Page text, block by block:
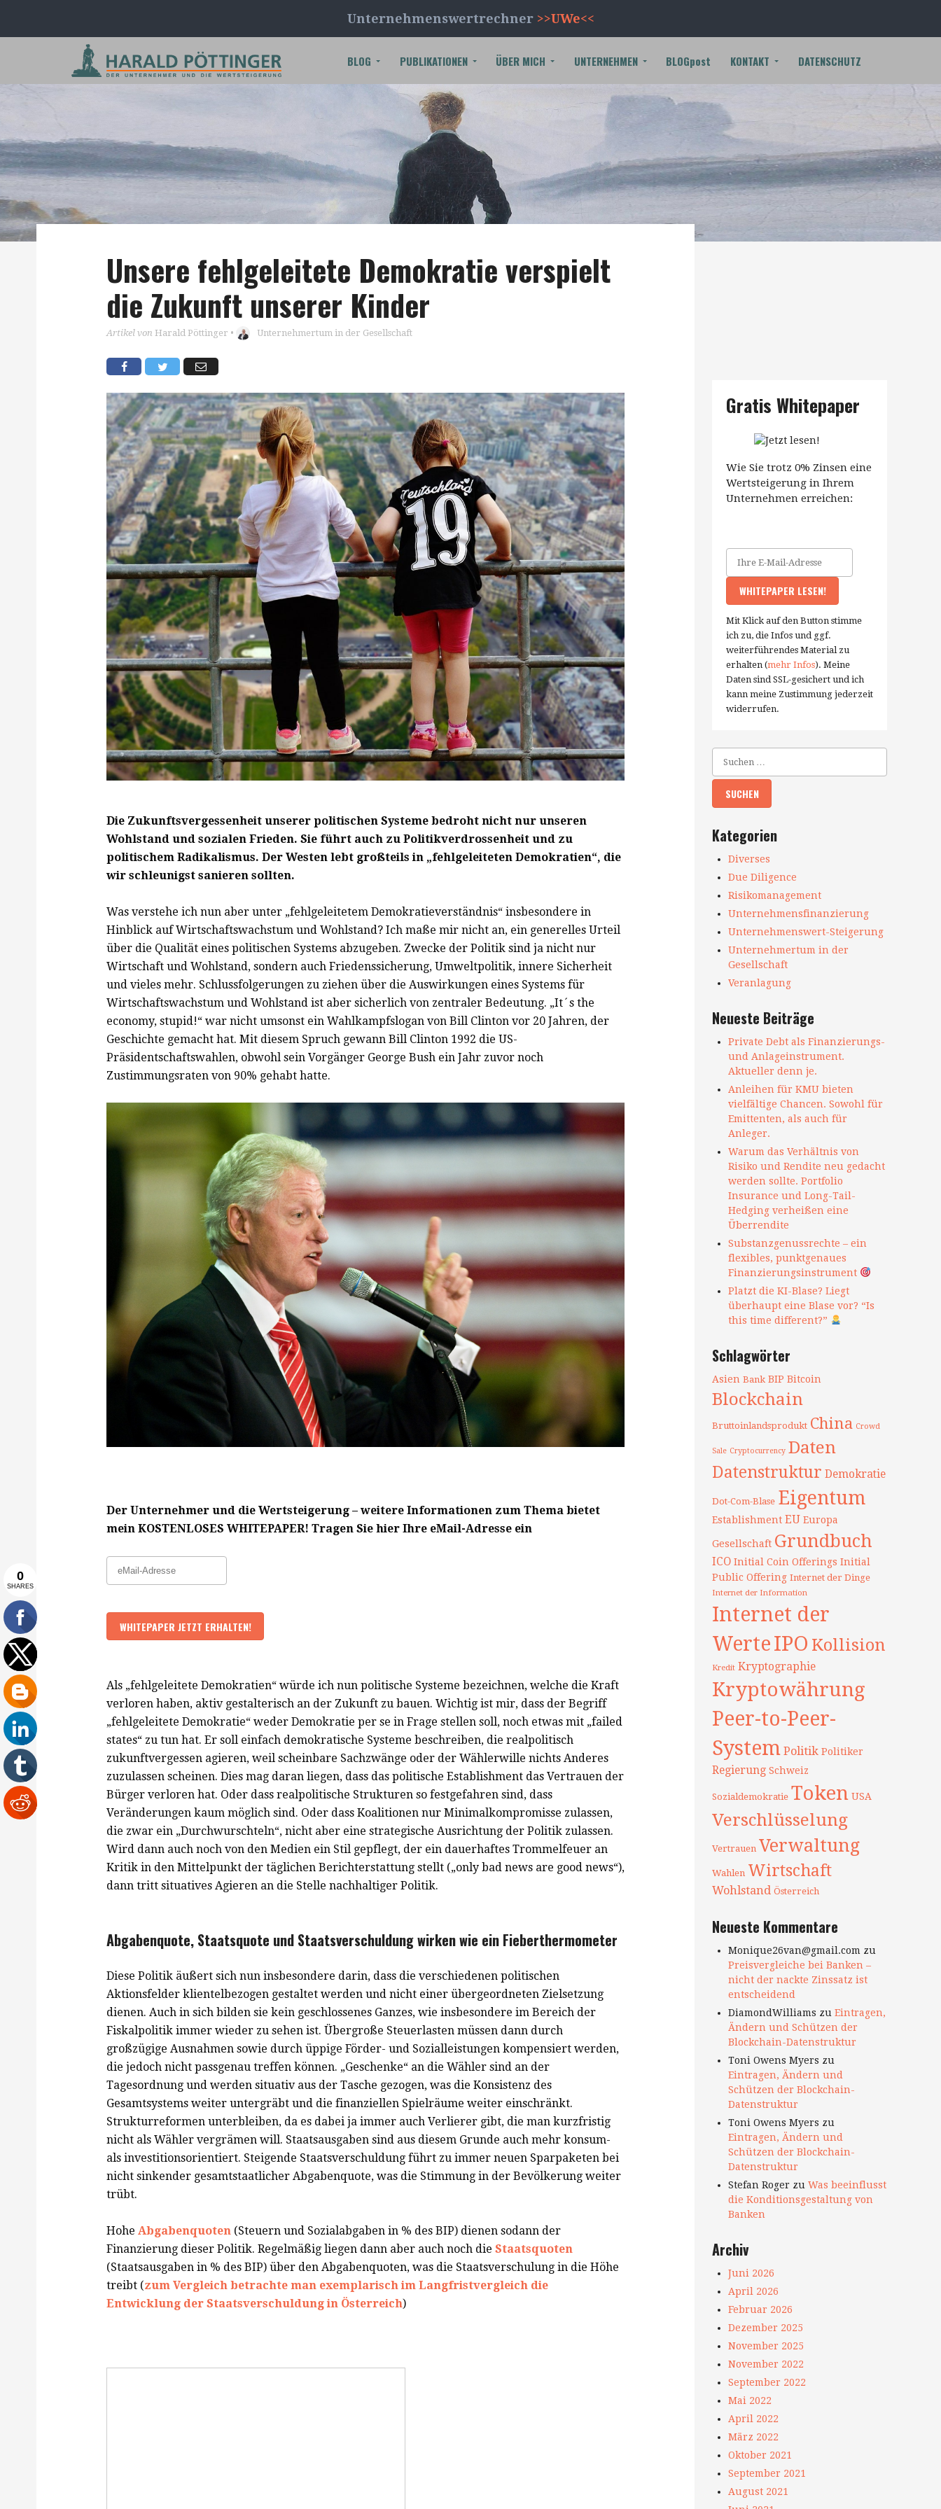
Unternehmenswertrechner >>UWe<<
BLOG PUBLIKATIONEN ÜBER MICH UNTERNEHMEN BLOGpost KONTAKT DATENSCHUTZ
Unsere fehlgeleitete Demokratie verspielt
die Zukunft unserer Kinder
Artikel von Harald Pöttinger • Unternehmertum in der Gesellschaft
Die Zukunftsvergessenheit unserer politischen Systeme bedroht nicht nur unseren
Wohlstand und sozialen Frieden. Sie führt auch zu Politikverdrossenheit und zu
politischem Radikalismus. Der Westen lebt großteils in „fehlgeleiteten Demokratien“, die
wir schleunigst sanieren sollten.
Was verstehe ich nun aber unter „fehlgeleitetem Demokratieverständnis“ insbesondere in
Hinblick auf Wirtschaftswachstum und Wohlstand? Ich maße mir nicht an, ein generelles Urteil
über die Qualität eines politischen Systems abzugeben. Zwecke der Politik sind ja nicht nur
Wirtschaft und Wohlstand, sondern auch Friedenssicherung, Umweltpolitik, innere Sicherheit
und vieles mehr. Schlussfolgerungen zu ziehen über die Auswirkungen eines Systems für
Wirtschaftswachstum und Wohlstand ist aber sicherlich von zentraler Bedeutung. „It´s the
economy, stupid!“ war nicht umsonst ein Wahlkampfslogan von Bill Clinton vor 20 Jahren, der
Geschichte gemacht hat. Mit diesem Spruch gewann Bill Clinton 1992 die US-
Präsidentschaftswahlen, obwohl sein Vorgänger George Bush ein Jahr zuvor noch
Zustimmungsraten von 90% gehabt hatte.
Der Unternehmer und die Wertsteigerung – weitere Informationen zum Thema bietet
mein KOSTENLOSES WHITEPAPER! Tragen Sie hier Ihre eMail-Adresse ein
Als „fehlgeleitete Demokratien“ würde ich nun politische Systeme bezeichnen, welche die Kraft
verloren haben, aktiv gestalterisch an der Zukunft zu bauen. Wichtig ist mir, dass der Begriff
„fehlgeleitete Demokratie“ weder Demokratie per se in Frage stellen soll, noch etwas mit „failed
states“ zu tun hat. Er soll einfach demokratische Systeme beschreiben, die realpolitisch
zukunftvergessen agieren, weil scheinbare Sachzwänge oder der Wählerwille nichts Anderes
zuzulassen scheinen. Dies mag daran liegen, dass das politische Establishment das Vertrauen der
Bürger verloren hat. Oder dass realpolitische Strukturen so festgefahren sind, dass
Veränderungen kaum möglich sind. Oder dass Koalitionen nur Minimalkompromisse zulassen,
die zwar ein „Durchwurschteln“, nicht aber eine strategische Ausrichtung der Politik zulassen.
Wird dann auch noch von den Medien ein Stil gepflegt, der ein dauerhaftes Trommelfeuer an
Kritik in den Mittelpunkt der täglichen Berichterstattung stellt („only bad news are good news“),
dann tritt situatives Agieren an die Stelle nachhaltiger Politik.
Abgabenquote, Staatsquote und Staatsverschuldung wirken wie ein Fieberthermometer
Diese Politik äußert sich nun insbesondere darin, dass die verschiedenen politischen
Aktionsfelder klientelbezogen gestaltet werden und nicht einer übergeordneten Zielsetzung
dienen. Auch in sich bilden sie kein geschlossenes Ganzes, wie insbesondere im Bereich der
Fiskalpolitik immer wieder zu sehen ist. Übergroße Steuerlasten müssen dann durch
großzügige Ausnahmen sowie durch üppige Förder- und Sozialleistungen kompensiert werden,
die jedoch nicht passgenau treffen können. „Geschenke“ an die Wähler sind an der
Tagesordnung und werden situativ aus der Tasche gezogen, was die Konsistenz des
Gesamtsystems weiter untergräbt und die finanziellen Spielräume weiter einschränkt.
Strukturreformen unterbleiben, da es dabei ja immer auch Verlierer gibt, die man kurzfristig
nicht als Wähler vergrämen will. Staatsausgaben sind aus diesem Grunde auch mehr konsum-
als investitionsorientiert. Steigende Staatsverschuldung führt zu immer neuen Sparpaketen bei
nicht sinkender gesamtstaatlicher Abgabenquote, was die Stimmung in der Bevölkerung weiter
trübt.
Hohe Abgabenquoten (Steuern und Sozialabgaben in % des BIP) dienen sodann der
Finanzierung dieser Politik. Regelmäßig liegen dann aber auch noch die Staatsquoten
(Staatsausgaben in % des BIP) über den Abgabenquoten, was die Staatsverschulung in die Höhe
treibt (zum Vergleich betrachte man exemplarisch im Langfristvergleich die
Entwicklung der Staatsverschuldung in Österreich)
Gratis Whitepaper
Wie Sie trotz 0% Zinsen eine
Wertsteigerung in Ihrem
Unternehmen erreichen:
Mit Klick auf den Button stimme
ich zu, die Infos und ggf.
weiterführendes Material zu
erhalten (mehr Infos). Meine
Daten sind SSL-gesichert und ich
kann meine Zustimmung jederzeit
widerrufen.
Kategorien
Diverses
Due Diligence
Risikomanagement
Unternehmensfinanzierung
Unternehmenswert-Steigerung
Unternehmertum in der
Gesellschaft
Veranlagung
Neueste Beiträge
Private Debt als Finanzierungs-
und Anlageinstrument.
Aktueller denn je.
Anleihen für KMU bieten
vielfältige Chancen. Sowohl für
Emittenten, als auch für
Anleger.
Warum das Verhältnis von
Risiko und Rendite neu gedacht
werden sollte. Portfolio
Insurance und Long-Tail-
Hedging verheißen eine
Überrendite
Substanzgenussrechte – ein
flexibles, punktgenaues
Finanzierungsinstrument
Platzt die KI-Blase? Liegt
überhaupt eine Blase vor? “Is
this time different?”
Schlagwörter
Asien Bank BIP Bitcoin
Blockchain
Bruttoinlandsprodukt China Crowd
Sale Cryptocurrency Daten
Datenstruktur Demokratie
Dot-Com-Blase Eigentum
Establishment EU Europa
Gesellschaft Grundbuch
ICO Initial Coin Offerings Initial
Public Offering Internet der Dinge
Internet der Information
Internet der
WerteIPO Kollision
Kredit Kryptographie
Kryptowährung
Peer-to-Peer-
System Politik Politiker
Regierung Schweiz
Sozialdemokratie Token USA
Verschlüsselung
Vertrauen Verwaltung
Wahlen Wirtschaft
Wohlstand Österreich
Neueste Kommentare
Monique26van@gmail.com zu
Preisvergleiche bei Banken –
nicht der nackte Zinssatz ist
entscheidend
DiamondWilliams zu Eintragen,
Ändern und Schützen der
Blockchain-Datenstruktur
Toni Owens Myers zu
Eintragen, Ändern und
Schützen der Blockchain-
Datenstruktur
Toni Owens Myers zu
Eintragen, Ändern und
Schützen der Blockchain-
Datenstruktur
Stefan Roger zu Was beeinflusst
die Konditionsgestaltung von
Banken
Archiv
Juni 2026
April 2026
Februar 2026
Dezember 2025
November 2025
November 2022
September 2022
Mai 2022
April 2022
März 2022
Oktober 2021
September 2021
August 2021